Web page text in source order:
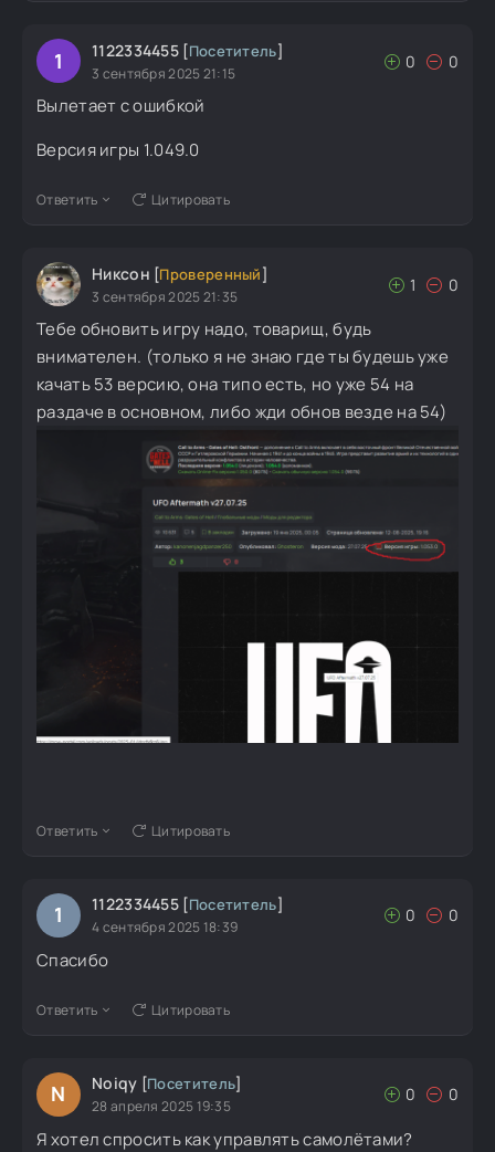
1 1122334455 [Посетитель]
3 сентября 2025 21:15
0 0
Вылетает с ошибкой
Версия игры 1.049.0
Ответить Цитировать
Никсон [Проверенный]
3 сентября 2025 21:35
1 0
Тебе обновить игру надо, товарищ, будь
внимателен. (только я не знаю где ты будешь уже
качать 53 версию, она типо есть, но уже 54 на
раздаче в основном, либо жди обнов везде на 54)
Ответить Цитировать
1 1122334455 [Посетитель]
4 сентября 2025 18:39
0 0
Спасибо
Ответить Цитировать
N Noiqy [Посетитель]
28 апреля 2025 19:35
0 0
Я хотел спросить как управлять самолётами?